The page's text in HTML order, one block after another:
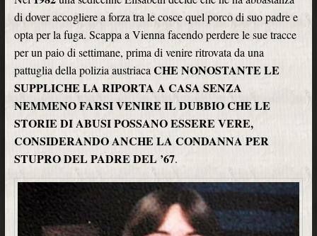
di dover accogliere a forza tra le cosce quel porco di suo padre e
opta per la fuga. Scappa a Vienna facendo perdere le sue tracce
per un paio di settimane, prima di venire ritrovata da una
pattuglia della polizia austriacaCHE NONOSTANTE LE
SUPPLICHE LA RIPORTA A CASA SENZA
NEMMENO FARSI VENIRE IL DUBBIO CHE LE
STORIE DI ABUSI POSSANO ESSERE VERE,
CONSIDERANDO ANCHE LA CONDANNA PER
STUPRO DEL PADRE DEL ’67.